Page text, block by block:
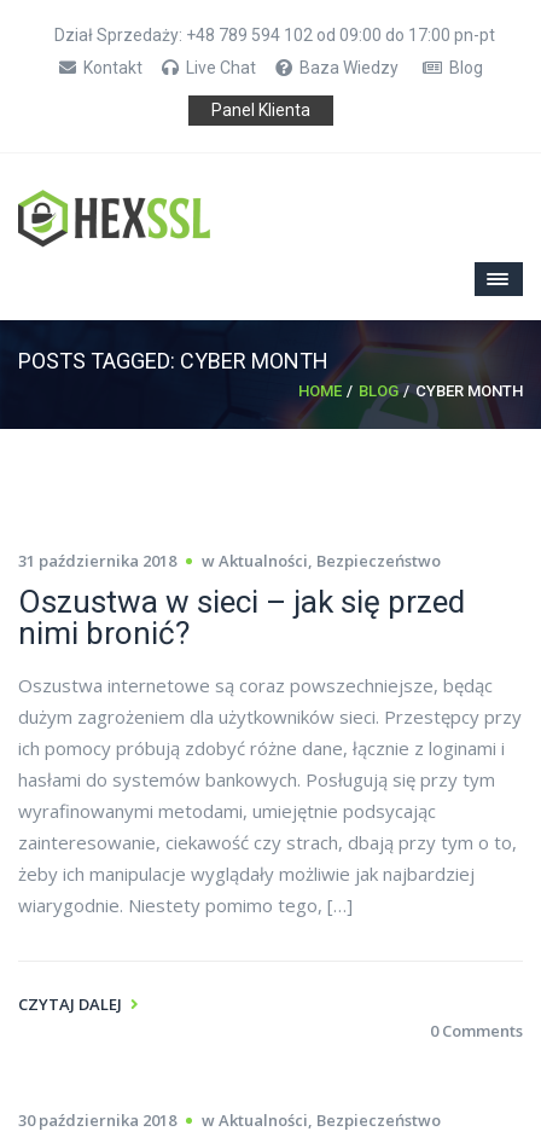
Dział Sprzedaży: +48 789 594 102 od 09:00 do 17:00 pn-pt
Kontakt
Live Chat Baza Wiedzy Blog
Panel Klienta
POSTS TAGGED: CYBER MONTH
HOME BLOG CYBER MONTH
31 października 2018 wAktualności, Bezpieczeństwo
Oszustwa w sieci – jak się przed
nimi bronić?
Oszustwa internetowe są coraz powszechniejsze, będąc
dużym zagrożeniem dla użytkowników sieci. Przestępcy przy
ich pomocy próbują zdobyć różne dane, łącznie z loginami i
hasłami do systemów bankowych. Posługują się przy tym
wyrafinowanymi metodami, umiejętnie podsycając
zainteresowanie, ciekawość czy strach, dbają przy tym o to,
żeby ich manipulacje wyglądały możliwie jak najbardziej
wiarygodnie. Niestety pomimo tego, […]
CZYTAJ DALEJ
0 Comments
30 października 2018 wAktualności, Bezpieczeństwo